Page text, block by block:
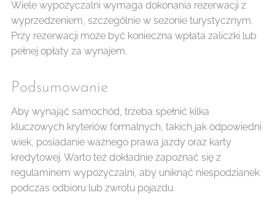
Wiele wypożyczalni wymaga dokonania rezerwacji z
wyprzedzeniem, szczególnie w sezonie turystycznym.
Przy rezerwacji może być konieczna wpłata zaliczki lub
pełnej opłaty za wynajem.
Podsumowanie ✅
Aby wynająć samochód, trzeba spełnić kilka
kluczowych kryteriów formalnych, takich jak odpowiedni
wiek, posiadanie ważnego prawa jazdy oraz karty
kredytowej. Warto też dokładnie zapoznać się z
regulaminem wypożyczalni, aby uniknąć niespodzianek
podczas odbioru lub zwrotu pojazdu. 🚗